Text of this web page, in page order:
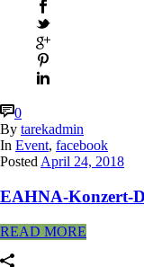
0
By tarekadmin
In Event, facebook
Posted April 24, 2018
EAHNA-Konzert-
READ MORE